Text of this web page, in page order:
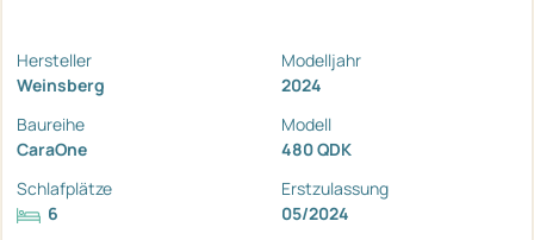
Hersteller
Weinsberg
Modelljahr
2024
Baureihe
CaraOne
Modell
480 QDK
Schlafplätze
6
Erstzulassung
05/2024